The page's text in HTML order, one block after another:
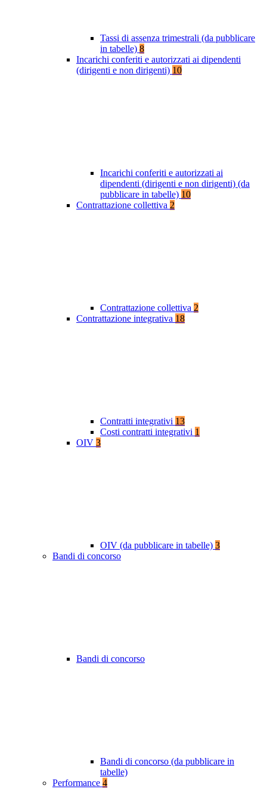
Tassi di assenza trimestrali (da pubblicare
in tabelle) 8
Incarichi conferiti e autorizzati ai dipendenti
(dirigenti e non dirigenti) 10
Incarichi conferiti e autorizzati ai
dipendenti (dirigenti e non dirigenti) (da
pubblicare in tabelle) 10
Contrattazione collettiva 2
Contrattazione collettiva 2
Contrattazione integrativa 18
Contratti integrativi 13
Costi contratti integrativi 1
OIV 3
OIV (da pubblicare in tabelle) 3
Bandi di concorso
Bandi di concorso
Bandi di concorso (da pubblicare in
tabelle)
Performance 4